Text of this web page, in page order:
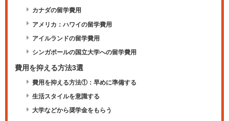
カナダの留学費用
アメリカ：ハワイの留学費用
アイルランドの留学費用
シンガポールの国立大学への留学費用
費用を抑える方法3選
費用を抑える方法①：早めに準備する
生活スタイルを意識する
大学などから奨学金をもらう